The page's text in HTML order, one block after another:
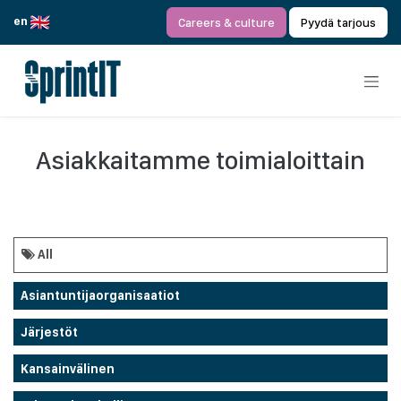
en
Careers & culture Pyydä tarjous
Asiakkaitamme toimialoittain
All
Asiantuntijaorganisaatiot
Järjestöt
Kansainvälinen